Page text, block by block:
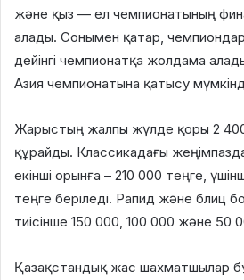
және қыз — ел чемпионатының
алады. Сонымен қатар,
дейінгі чемпионатқа жолдама
Азия чемпионатына қатысу
Жарыстың жалпы жүлде қоры 2 400
құрайды. Классикадағы
екінші орынға – 210 000 теңге,
теңге беріледі. Рапид және блиц
тиісінше 150 000, 100 000 және 50
Қазақстандық жас шахматшылар